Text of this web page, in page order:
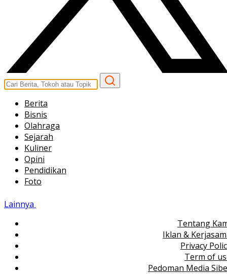
Berita
Bisnis
Olahraga
Sejarah
Kuliner
Opini
Pendidikan
Foto
Lainnya
Tentang
Iklan &
Privacy
Term of
Pedoman Media